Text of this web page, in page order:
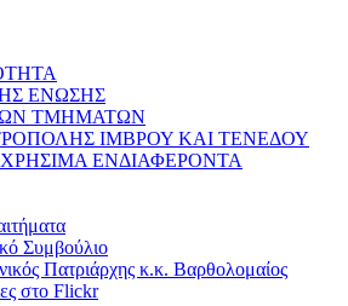
ΕΝΩΣΗΣ
ΤΜΗΜΑΤΩΝ
ΙΜΒΡΟΥ ΚΑΙ ΤΕΝΕΔΟΥ
ΕΝΔΙΑΦΕΡΟΝΤΑ
Συμβούλιο
Πατριάρχης κ.κ. Βαρθολομαίος
στο Flickr